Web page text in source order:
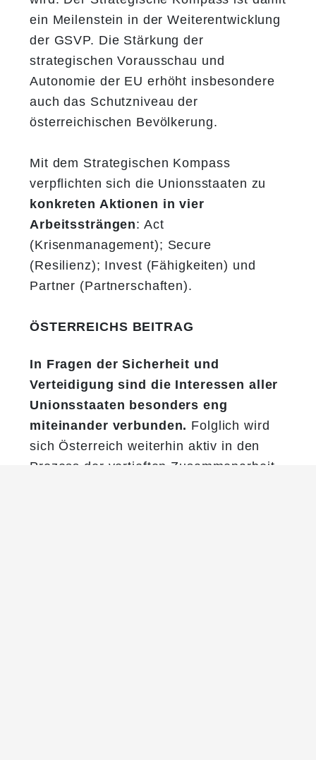
ein Meilenstein in der Weiterentwicklung
der GSVP. Die Stärkung der
strategischen Vorausschau und
Autonomie der EU erhöht insbesondere
auch das Schutzniveau der
österreichischen Bevölkerung.
​​​​​​​Mit dem Strategischen Kompass
verpflichten sich die Unionsstaaten zu
konkreten Aktionen in vier
Arbeitssträngen: Act
(Krisenmanagement); Secure
(Resilienz); Invest (Fähigkeiten) und
Partner (Partnerschaften).
ÖSTERREICHS BEITRAG
In Fragen der Sicherheit und
Verteidigung sind die Interessen aller
Unionsstaaten besonders eng
miteinander verbunden. Folglich wird
sich Österreich weiterhin aktiv in den
Prozess der vertieften Zusammenarbeit